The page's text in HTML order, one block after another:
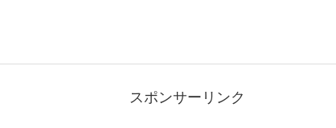
スポンサーリンク